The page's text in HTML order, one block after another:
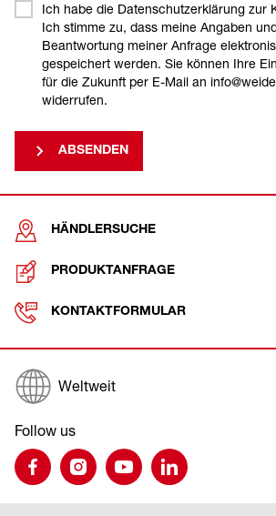
Ich habe die Datenschutzerklärung zur
Ich stimme zu, dass meine Angaben
Beantwortung meiner Anfrage
gespeichert werden. Sie können Ihre
für die Zukunft per E-Mail an
widerrufen.
ABSENDEN
HÄNDLERSUCHE
PRODUKTANFRAGE
KONTAKTFORMULAR
Weltweit
Follow us